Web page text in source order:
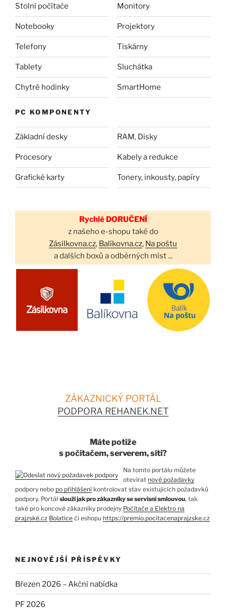
Stolní počítače
Notebooky
Telefony
Tablety
Chytré hodinky
Monitory
Projektory
Tiskárny
Sluchátka
SmartHome
PC KOMPONENTY
Základní desky
Procesory
Grafické karty
RAM, Disky
Kabely a redukce
Tonery, inkousty, papíry
Rychlé DORUČENÍ
z našeho e-shopu také do
Zásilkovna.cz, Balíkovna.cz, Na poštu
a dalších boxů a odběrných míst ...
ZÁKAZNICKÝ PORTÁL
PODPORA REHANEK.NET
Máte potíže
s počítačem, serverem, síti?
Na tomto portálu můžete
otevírat nové požadavky
podpory nebo po přihlášení kontrolovat stav existujících požadavků
podpory. Portál slouží jak pro zákazníky se servisní smlouvou, tak
také pro koncové zákazníky prodejny Počítače a Elektro na
prajzské.cz Bolatice či eshopu https://premio.pocitacenaprajzske.cz
NEJNOVĚJŠÍ PŘÍSPĚVKY
Březen 2026 – Akční nabídka
PF 2026